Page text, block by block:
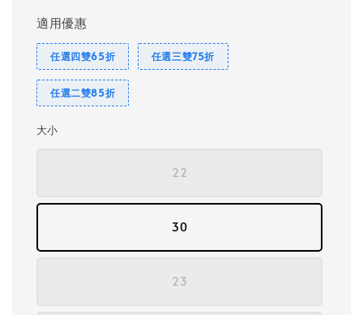
適用優惠
任選四雙65折 任選三雙75折
任選二雙85折
大小
22
30
23